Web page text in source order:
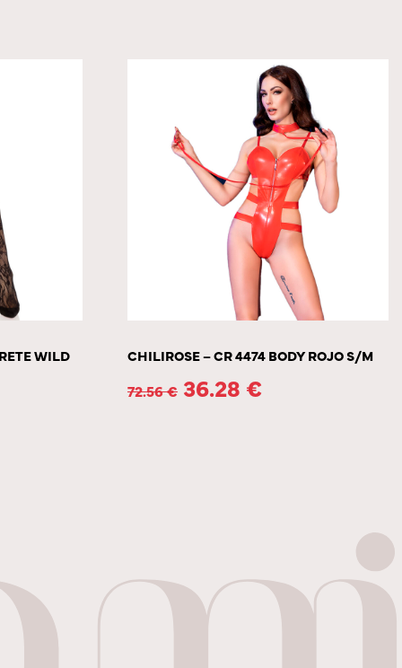
WILD CHILIROSE – CR 4474 BODY ROJO S/M
72.56€ 36.28 €